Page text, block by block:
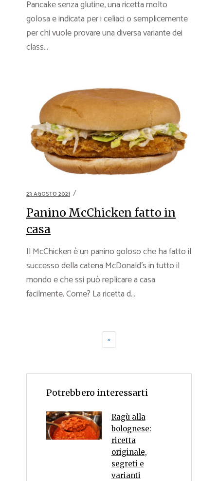
Pancake senza glutine, una ricetta molto
golosa e indicata per i celiaci o semplicemente
per chi vuole provare una diversa variante dei
class...
23 AGOSTO 2021
Panino McChicken fatto in
casa
Il McChicken è un panino goloso che ha fatto il
successo della catena McDonald’s in tutto il
mondo e che ssi può replicare a casa
facilmente. Come? La ricetta d...
»
Potrebbero interessarti
Ragù alla
bolognese:
ricetta
originale,
segreti e
varianti